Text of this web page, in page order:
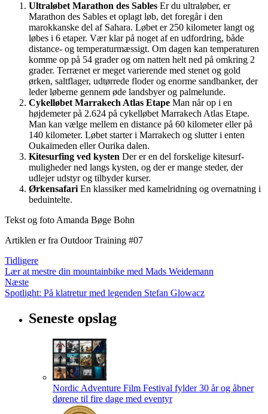
Ultraløbet Marathon des Sables Er du ultraløber, er
Marathon des Sables et oplagt løb, det foregår i den
marokkanske del af Sahara. Løbet er 250 kilometer langt og
løbes i 6 etaper. Vær klar på noget af en udfordring, både
distance- og temperaturmæssigt. Om dagen kan temperaturen
komme op på 54 grader og om natten helt ned på omkring 2
grader. Terrænet er meget varierende med stenet og gold
ørken, saltflager, udtørrede floder og enorme sandbanker, der
leder løberne gennem øde landsbyer og palmelunde.
Cykelløbet Marrakech Atlas Etape Man når op i en
højdemeter på 2.624 på cykelløbet Marrakech Atlas Etape.
Man kan vælge mellem en distance på 60 kilometer eller på
140 kilometer. Løbet starter i Marrakech og slutter i enten
Oukaïmeden eller Ourika dalen.
Kitesurfing ved kysten Der er en del forskelige kitesurf-
muligheder ned langs kysten, og der er mange steder, der
udlejer udstyr og tilbyder kurser.
Ørkensafari En klassiker med kamelridning og overnatning i
beduintelte.
Tekst og foto Amanda Bøge Bohn
Artiklen er fra Outdoor Training #07
Tidligere
Lær at mestre din mountainbike med Mads Weidemann
Næste
Spotlight: På klatretur med legenden Stefan Glowacz
Seneste opslag
Nordic Adventure Film Festival fylder 30 år og åbner
dørene til fire dage med eventyr